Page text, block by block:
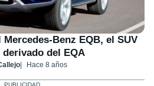
Benz EQB, el SUV
del EQA
Hace 8 años